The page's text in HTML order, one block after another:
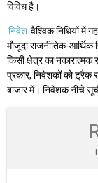
विविध है।
निवेश वैश्विक निधियों में
मौजूदा राजनीतिक-
किसी क्षेत्र का
प्रकार, निवेशकों को ट्रैक
बाजार में। निवेशक नीचे